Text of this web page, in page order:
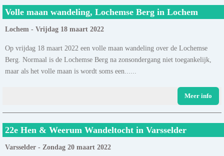
Volle maan wandeling, Lochemse Berg in Lochem
Lochem - Vrijdag 18 maart 2022
Op vrijdag 18 maart 2022 een volle maan wandeling over de Lochemse
Berg. Normaal is de Lochemse Berg na zonsondergang niet toegankelijk,
maar als het volle maan is wordt soms een......
Meer info
22e Hen & Weerum Wandeltocht in Varsselder
Varsselder - Zondag 20 maart 2022